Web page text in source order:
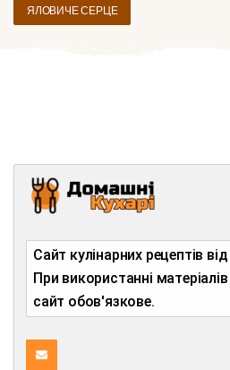
ЯЛОВИЧЕ СЕРЦЕ
Сайт кулінарних рецептів
При використанні
сайт обов'язкове.